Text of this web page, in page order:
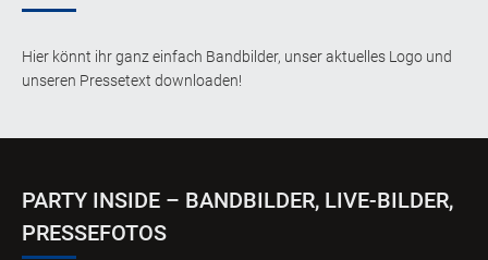
Hier könnt ihr ganz einfach Bandbilder, unser aktuelles Logo und
unseren Pressetext downloaden!
PARTY INSIDE – BANDBILDER, LIVE-BILDER,
PRESSEFOTOS